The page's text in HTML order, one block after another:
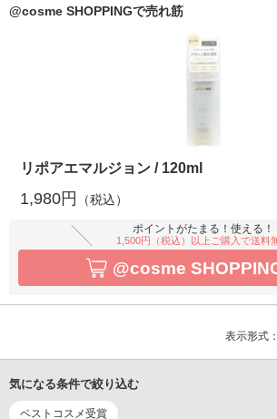
@cosme SHOPPINGで売れ筋
リポアエマルジョン / 120ml
1,980円 （税込）
ポイントがたまる！使える！
1,500円（税込）以上ご購入で送料
@cosme
表示形式：
気になる条件で絞り込む
ベストコスメ受賞